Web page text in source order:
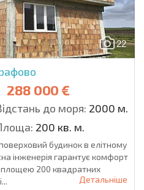
22
288 000 €
до моря: 2000 м.
200 кв. м.
будинок в елітному
інженерія гарантує комфорт
площею 200 квадратних
Детальніше